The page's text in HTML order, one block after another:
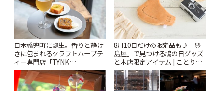
日本橋兜町に誕生。香りと静け
さに包まれるクラフトハーブテ
ィー専門店「TYNK
Kabutocho」 | ことりっぷ
8月10日だけの限定品も♪「豊
島屋」で見つける鳩の日グッズ
と本店限定アイテム | ことりっ
ぷ